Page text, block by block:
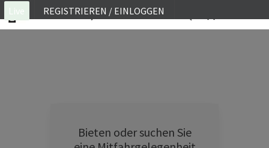
Live REGISTRIEREN / EINLOGGEN
Bieten oder suchen Sie